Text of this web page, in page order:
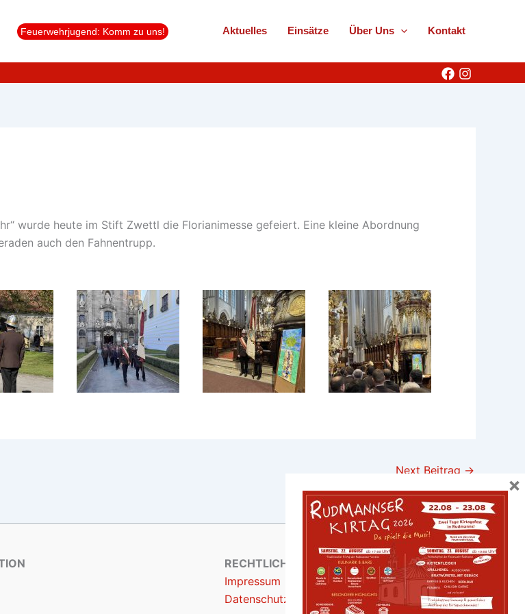
Feuerwehrjugend: Komm zu uns! Aktuelles Einsätze Über Uns Kontakt
wurde heute im Stift Zwettl die Florianimesse gefeiert. Eine kleine Abordnung
auch den Fahnentrupp.
Next Beitrag →
RECHTLICHES
Impressum
Datenschutzerklärung
×